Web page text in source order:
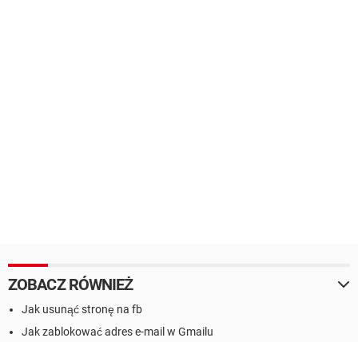
ZOBACZ RÓWNIEŻ
Jak usunąć stronę na fb
Jak zablokować adres e-mail w Gmailu